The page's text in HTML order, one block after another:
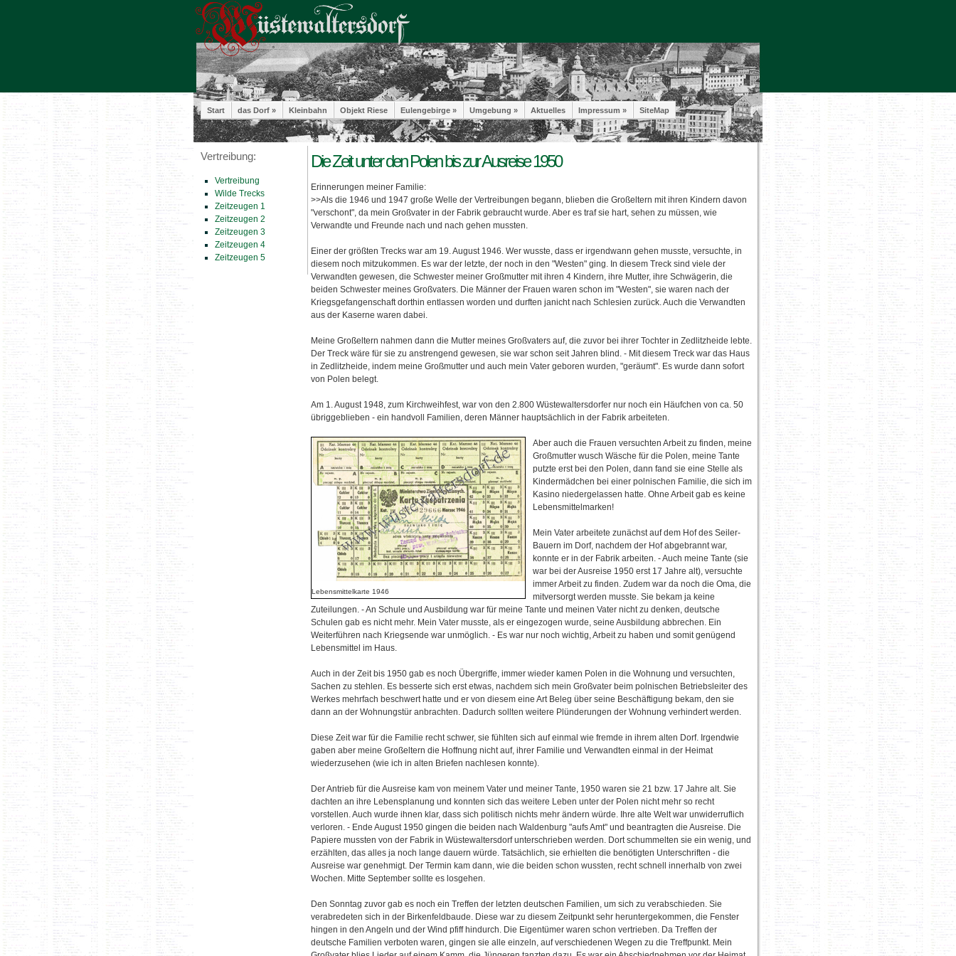
Start das Dorf » Kleinbahn Objekt Riese Eulengebirge » Umgebung » Aktuelles Impressum » SiteMap
Vertreibung:
Vertreibung
Wilde Trecks
Zeitzeugen 1
Zeitzeugen 2
Zeitzeugen 3
Zeitzeugen 4
Zeitzeugen 5
Die Zeit unter den Polen bis zur Ausreise 1950
Erinnerungen meiner Familie:
>>Als die 1946 und 1947 große Welle der Vertreibungen begann, blieben die Großeltern mit ihren Kindern davon
"verschont", da mein Großvater in der Fabrik gebraucht wurde. Aber es traf sie hart, sehen zu müssen, wie
Verwandte und Freunde nach und nach gehen mussten.
Einer der größten Trecks war am 19. August 1946. Wer wusste, dass er irgendwann gehen musste, versuchte, in
diesem noch mitzukommen. Es war der letzte, der noch in den "Westen" ging. In diesem Treck sind viele der
Verwandten gewesen, die Schwester meiner Großmutter mit ihren 4 Kindern, ihre Mutter, ihre Schwägerin, die
beiden Schwester meines Großvaters. Die Männer der Frauen waren schon im "Westen", sie waren nach der
Kriegsgefangenschaft dorthin entlassen worden und durften janicht nach Schlesien zurück. Auch die Verwandten
aus der Kaserne waren dabei.
Meine Großeltern nahmen dann die Mutter meines Großvaters auf, die zuvor bei ihrer Tochter in Zedlitzheide lebte.
Der Treck wäre für sie zu anstrengend gewesen, sie war schon seit Jahren blind. - Mit diesem Treck war das Haus
in Zedlitzheide, indem meine Großmutter und auch mein Vater geboren wurden, "geräumt". Es wurde dann sofort
von Polen belegt.
Am 1. August 1948, zum Kirchweihfest, war von den 2.800 Wüstewaltersdorfer nur noch ein Häufchen von ca. 50
übriggeblieben - ein handvoll Familien, deren Männer hauptsächlich in der Fabrik arbeiteten.
Lebensmittelkarte 1946
Aber auch die Frauen versuchten Arbeit zu finden, meine
Großmutter wusch Wäsche für die Polen, meine Tante
putzte erst bei den Polen, dann fand sie eine Stelle als
Kindermädchen bei einer polnischen Familie, die sich im
Kasino niedergelassen hatte. Ohne Arbeit gab es keine
Lebensmittelmarken!
Mein Vater arbeitete zunächst auf dem Hof des Seiler-
Bauern im Dorf, nachdem der Hof abgebrannt war,
konnte er in der Fabrik arbeiten. - Auch meine Tante (sie
war bei der Ausreise 1950 erst 17 Jahre alt), versuchte
immer Arbeit zu finden. Zudem war da noch die Oma, die
mitversorgt werden musste. Sie bekam ja keine
Zuteilungen. - An Schule und Ausbildung war für meine Tante und meinen Vater nicht zu denken, deutsche
Schulen gab es nicht mehr. Mein Vater musste, als er eingezogen wurde, seine Ausbildung abbrechen. Ein
Weiterführen nach Kriegsende war unmöglich. - Es war nur noch wichtig, Arbeit zu haben und somit genügend
Lebensmittel im Haus.
Auch in der Zeit bis 1950 gab es noch Übergriffe, immer wieder kamen Polen in die Wohnung und versuchten,
Sachen zu stehlen. Es besserte sich erst etwas, nachdem sich mein Großvater beim polnischen Betriebsleiter des
Werkes mehrfach beschwert hatte und er von diesem eine Art Beleg über seine Beschäftigung bekam, den sie
dann an der Wohnungstür anbrachten. Dadurch sollten weitere Plünderungen der Wohnung verhindert werden.
Diese Zeit war für die Familie recht schwer, sie fühlten sich auf einmal wie fremde in ihrem alten Dorf. Irgendwie
gaben aber meine Großeltern die Hoffnung nicht auf, ihrer Familie und Verwandten einmal in der Heimat
wiederzusehen (wie ich in alten Briefen nachlesen konnte).
Der Antrieb für die Ausreise kam von meinem Vater und meiner Tante, 1950 waren sie 21 bzw. 17 Jahre alt. Sie
dachten an ihre Lebensplanung und konnten sich das weitere Leben unter der Polen nicht mehr so recht
vorstellen. Auch wurde ihnen klar, dass sich politisch nichts mehr ändern würde. Ihre alte Welt war unwiderruflich
verloren. - Ende August 1950 gingen die beiden nach Waldenburg "aufs Amt" und beantragten die Ausreise. Die
Papiere mussten von der Fabrik in Wüstewaltersdorf unterschrieben werden. Dort schummelten sie ein wenig, und
erzählten, das alles ja noch lange dauern würde. Tatsächlich, sie erhielten die benötigten Unterschriften - die
Ausreise war genehmigt. Der Termin kam dann, wie die beiden schon wussten, recht schnell innerhalb von zwei
Wochen. Mitte September sollte es losgehen.
Den Sonntag zuvor gab es noch ein Treffen der letzten deutschen Familien, um sich zu verabschieden. Sie
verabredeten sich in der Birkenfeldbaude. Diese war zu diesem Zeitpunkt sehr heruntergekommen, die Fenster
hingen in den Angeln und der Wind pfiff hindurch. Die Eigentümer waren schon vertrieben. Da Treffen der
deutsche Familien verboten waren, gingen sie alle einzeln, auf verschiedenen Wegen zu die Treffpunkt. Mein